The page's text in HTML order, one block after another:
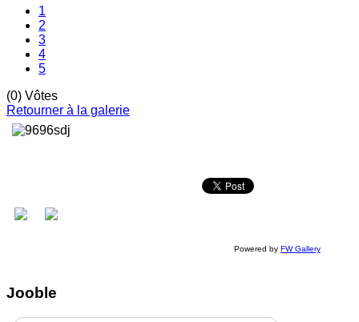
1
2
3
4
5
(0) Vôtes
Retourner à la galerie
Powered by FW Gallery
Jooble